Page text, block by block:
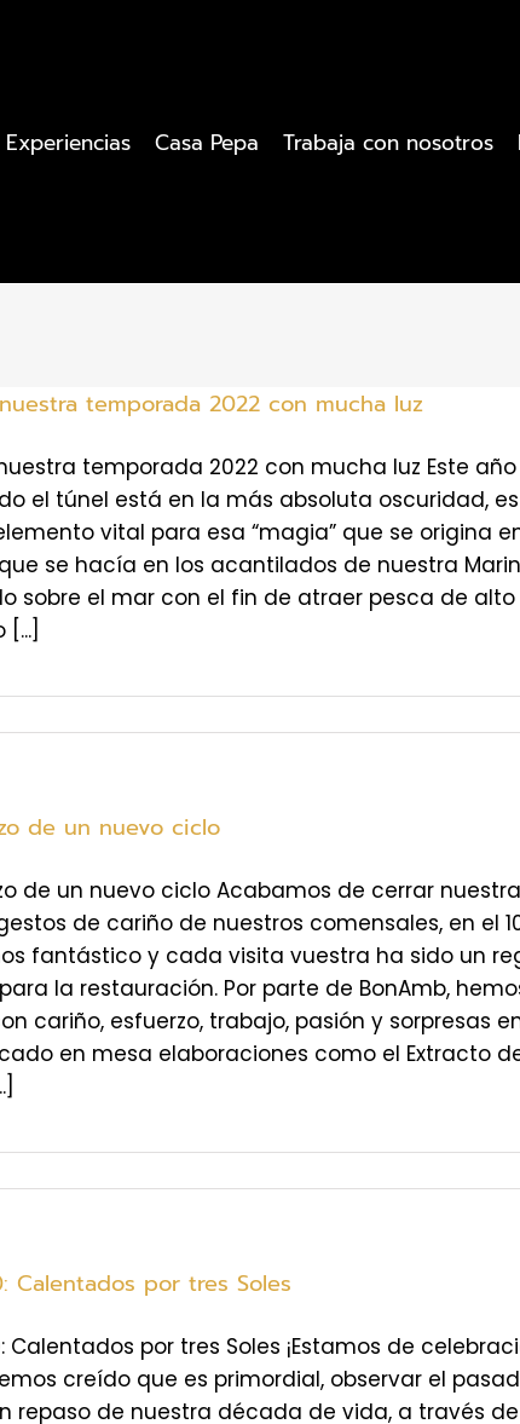
Experiencias Casa Pepa Trabaja con nosotros
nuestra temporada 2022 con mucha luz
nuestra temporada 2022 con mucha luz Este
el túnel está en la más absoluta oscuridad,
vital para esa “magia” que se origina
se hacía en los acantilados de nuestra
sobre el mar con el fin de atraer pesca de
de un nuevo ciclo
de un nuevo ciclo Acabamos de cerrar
de cariño de nuestros comensales, en el
fantástico y cada visita vuestra ha sido un
la restauración. Por parte de BonAmb,
cariño, esfuerzo, trabajo, pasión y sorpresas
en mesa elaboraciones como el Extracto
Calentados por tres Soles
Calentados por tres Soles ¡Estamos de
creído que es primordial, observar el
repaso de nuestra década de vida, a través